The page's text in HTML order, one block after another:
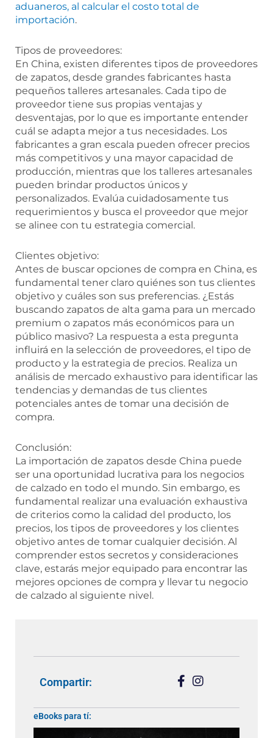
aduaneros, al calcular el costo total de
importación.
Tipos de proveedores:
En China, existen diferentes tipos de proveedores
de zapatos, desde grandes fabricantes hasta
pequeños talleres artesanales. Cada tipo de
proveedor tiene sus propias ventajas y
desventajas, por lo que es importante entender
cuál se adapta mejor a tus necesidades. Los
fabricantes a gran escala pueden ofrecer precios
más competitivos y una mayor capacidad de
producción, mientras que los talleres artesanales
pueden brindar productos únicos y
personalizados. Evalúa cuidadosamente tus
requerimientos y busca el proveedor que mejor
se alinee con tu estrategia comercial.
Clientes objetivo:
Antes de buscar opciones de compra en China, es
fundamental tener claro quiénes son tus clientes
objetivo y cuáles son sus preferencias. ¿Estás
buscando zapatos de alta gama para un mercado
premium o zapatos más económicos para un
público masivo? La respuesta a esta pregunta
influirá en la selección de proveedores, el tipo de
producto y la estrategia de precios. Realiza un
análisis de mercado exhaustivo para identificar las
tendencias y demandas de tus clientes
potenciales antes de tomar una decisión de
compra.
Conclusión:
La importación de zapatos desde China puede
ser una oportunidad lucrativa para los negocios
de calzado en todo el mundo. Sin embargo, es
fundamental realizar una evaluación exhaustiva
de criterios como la calidad del producto, los
precios, los tipos de proveedores y los clientes
objetivo antes de tomar cualquier decisión. Al
comprender estos secretos y consideraciones
clave, estarás mejor equipado para encontrar las
mejores opciones de compra y llevar tu negocio
de calzado al siguiente nivel.
Compartir:
eBooks para tí: